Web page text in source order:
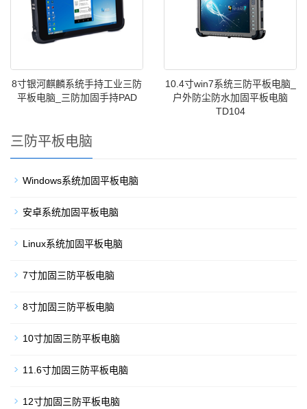
8寸银河麒麟系统手持工业三防
平板电脑_三防加固手持PAD
10.4寸win7系统三防平板电脑_
户外防尘防水加固平板电脑
TD104
三防平板电脑
Windows系统加固平板电脑
安卓系统加固平板电脑
Linux系统加固平板电脑
7寸加固三防平板电脑
8寸加固三防平板电脑
10寸加固三防平板电脑
11.6寸加固三防平板电脑
12寸加固三防平板电脑